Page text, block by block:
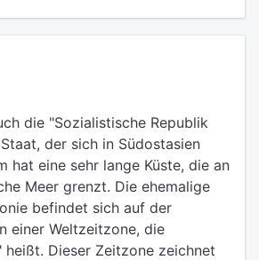
die "Sozialistische Republik
der sich in Südostasien
hat eine sehr lange Küste, die an
Meer grenzt. Die ehemalige
befindet sich auf der
einer Weltzeitzone, die
heißt. Dieser Zeitzone zeichnet